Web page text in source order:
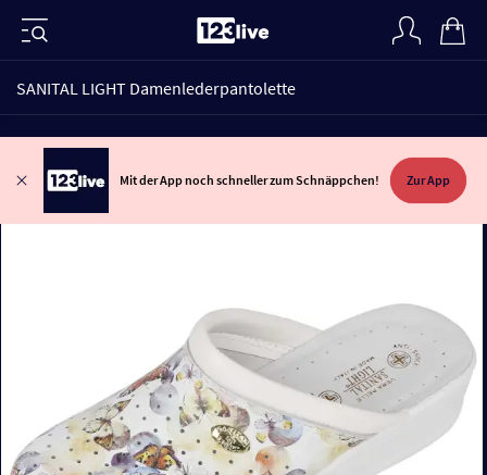
SANITAL LIGHT Damenlederpantolette
Mit der App noch schneller zum Schnäppchen! Zur App